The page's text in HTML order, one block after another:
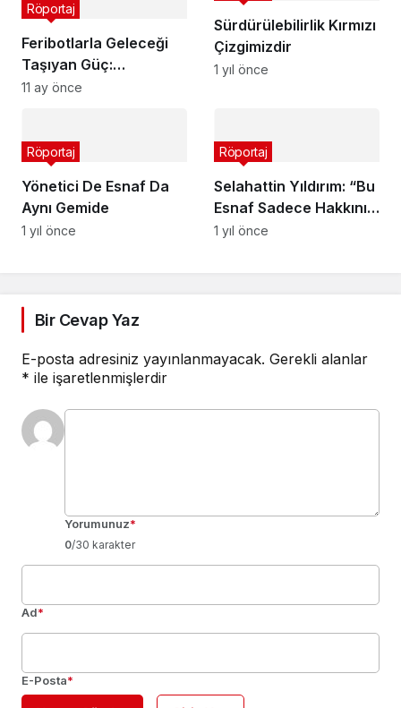
Feribotlarla Geleceği
Taşıyan Güç:
Negmar’ın Mavi
Röportaj
11 ay önce
Sürdürülebilirlik Kırmızı
Çizgimizdir
1 yıl önce
Yönetici De Esnaf Da
Aynı Gemide
Röportaj
1 yıl önce
Selahattin Yıldırım: “Bu
Esnaf Sadece Hakkını
İstiyor”
Röportaj
1 yıl önce
Bir Cevap Yaz
E-posta adresiniz yayınlanmayacak. Gerekli alanlar
* ile işaretlenmişlerdir
Yorumunuz*
0/30 karakter
Ad*
E-Posta*